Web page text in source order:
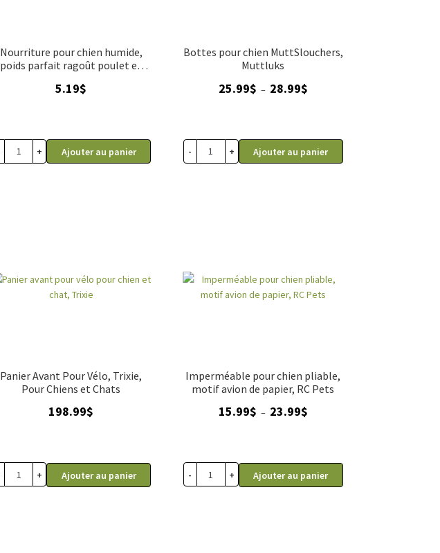
Nourriture pour chien humide,
poids parfait ragoût poulet et
(354 g)
5.19$
+ Ajouter au panier
Bottes pour chien MuttSlouchers,
Muttluks
25.99$ – 28.99$Plage
28.99$
- + Ajouter au panier
Panier Avant Pour Vélo, Trixie,
Pour Chiens et Chats
198.99$
+ Ajouter au panier
Imperméable pour chien pliable,
motif avion de papier, RC Pets
15.99$ – 23.99$Plage
23.99$
- + Ajouter au panier